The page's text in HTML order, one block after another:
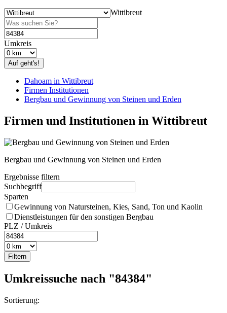
Wittibreut
Umkreis
Auf geht's!
Dahoam in Wittibreut
Firmen Institutionen
Bergbau und Gewinnung von Steinen und Erden
Firmen und Institutionen in Wittibreut
Bergbau und Gewinnung von Steinen und Erden
Ergebnisse filtern
Suchbegriff
Sparten
Gewinnung von Natursteinen, Kies, Sand, Ton und Kaolin
Dienstleistungen für den sonstigen Bergbau
PLZ / Umkreis
Umkreissuche nach "84384"
Sortierung: